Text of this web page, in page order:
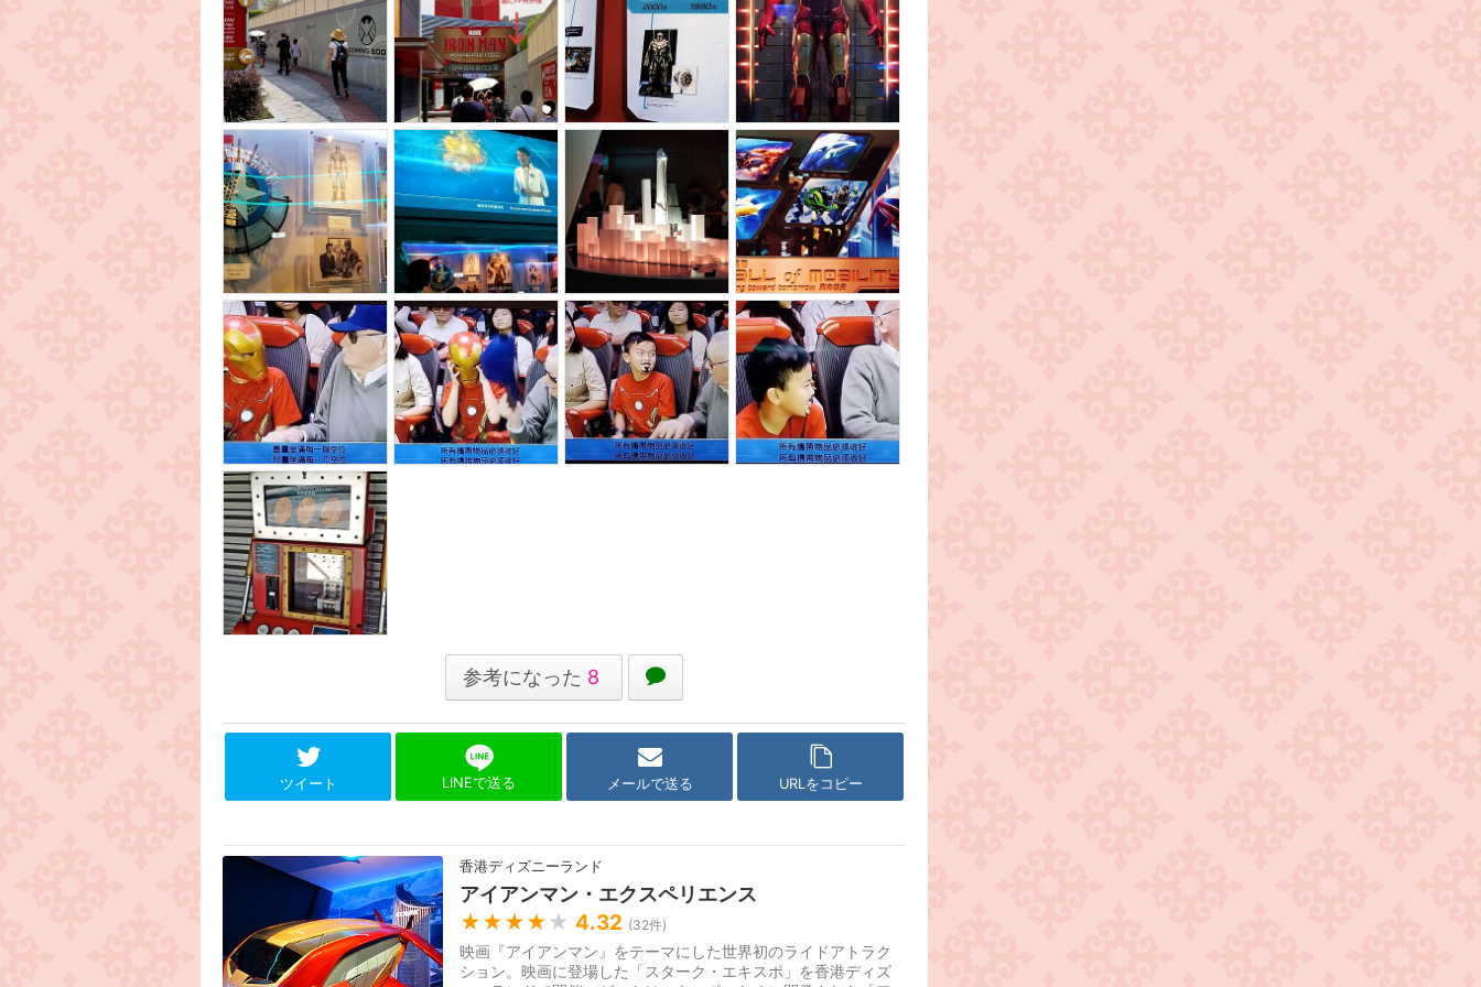
参考になった 8
ツイート LINEで送る メールで送る URLをコピー
香港ディズニーランド
アイアンマン・エクスペリエンス
★★★★ ★ 4.32 (32件)
映画『アイアンマン』をテーマにした世界初のライドアトラク
ション。映画に登場した「スターク・エキスポ」を香港ディズ